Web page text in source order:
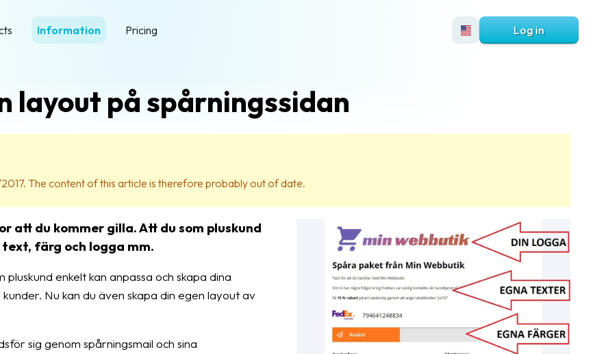
Information Pricing Log in
layout på spårningssidan
The content of this article is therefore probably out of date.
att du kommer gilla. Att du som pluskund
färg och logga mm.
enkelt kan anpassa och skapa dina
Nu kan du även skapa din egen layout av
sig genom spårningsmail och sina